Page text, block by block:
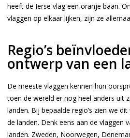
heeft de Ierse vlag een oranje baan.
vlaggen op elkaar lijken, zijn ze
Regio’s
ontwerp van een
De meeste vlaggen kennen hun
toen de wereld er nog heel anders uit
landen. Bij bepaalde regio’s zien we
de landen. Denk eens aan de vlaggen
landen. Zweden, Noorwegen,